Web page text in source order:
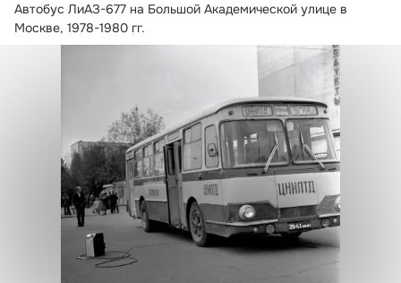
Автобус ЛиАЗ-677 на Большой Академической улице в
Москве, 1978-1980 гг.